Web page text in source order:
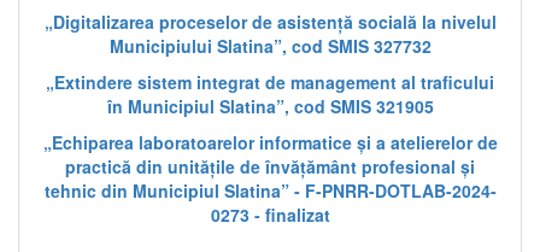
„Digitalizarea proceselor de asistență socială la nivelul
Municipiului Slatina”, cod SMIS 327732
„Extindere sistem integrat de management al traficului
în Municipiul Slatina”, cod SMIS 321905
„Echiparea laboratoarelor informatice și a atelierelor de
practică din unitățile de învățământ profesional și
tehnic din Municipiul Slatina” - F-PNRR-DOTLAB-2024-
0273 - finalizat